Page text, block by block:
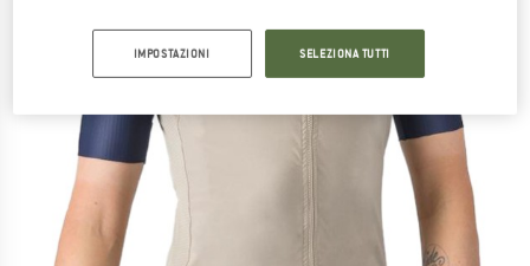
IMPOSTAZIONI SELEZIONA TUTTI